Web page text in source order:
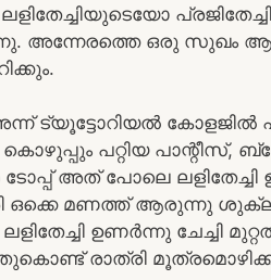
ലളിതേച്ചിയുടെയോ
അന്നേരത്തെ ഒരു
ട്യൂട്ടോറിയൽ കോളജിൽ
കൊഴുപ്പും പറ്റിയ പാന്റീസ്,
ടോപ്പ് അത് പോലെ
മണത്ത് ആരുന്നു ശുക്ലം
ഉണർന്നു ചേച്ചി
രാത്രി